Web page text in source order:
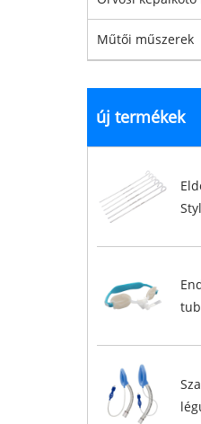
Műtői műszerek
új termékek